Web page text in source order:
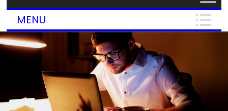
MENU